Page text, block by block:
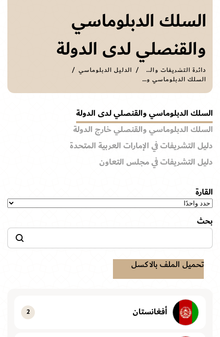
السلك الدبلوماسي
والقنصلي لدى الدولة
دائرة التشريفات والضيافة
الدليل الدبلوماسي
السلك الدبلوماسي والقنصلي لدى الدولة
السلك الدبلوماسي والقنصلي لدى الدولة
السلك الدبلوماسي والقنصلي خارج الدولة
دليل التشريفات في الإمارات العربية المتحدة
دليل التشريفات في مجلس التعاون
القارة
بحث
تحميل الملف بالاكسل
أفغانستان 2